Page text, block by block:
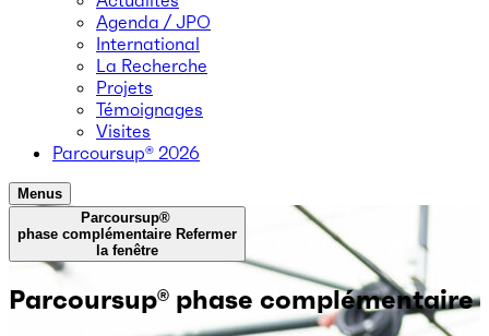
Agenda / JPO
International
La Recherche
Projets
Témoignages
Visites
Parcoursup® 2026
Menus
Parcoursup®
phase complémentaire Refermer
la fenêtre
Parcoursup® phase complémentaire